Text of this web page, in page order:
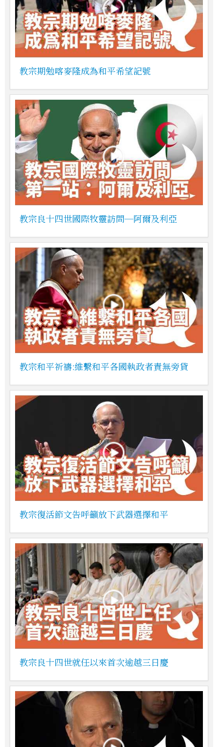
教宗期勉喀麥隆成為和平希望記號
教宗良十四世國際牧靈訪問─阿爾及利亞
教宗和平祈禱:維繫和平各國執政者責無旁貸
教宗復活節文告呼籲放下武器選擇和平
教宗良十四世就任以來首次逾越三日慶